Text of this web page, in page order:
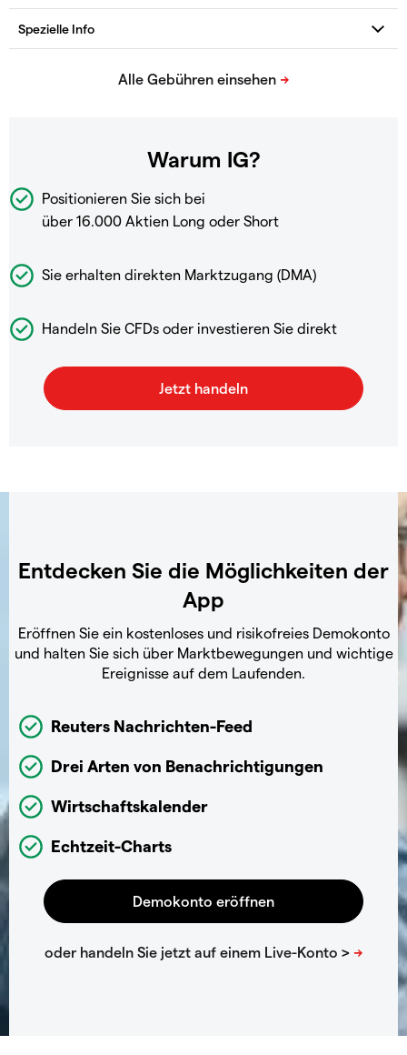
Warum IG?
Positionieren Sie sich bei
über 16.000 Aktien Long oder Short
Sie erhalten direkten Marktzugang (DMA)
Handeln Sie CFDs oder investieren Sie direkt
Entdecken Sie die Möglichkeiten der
App
Eröffnen Sie ein kostenloses und risikofreies Demokonto
und halten Sie sich über Marktbewegungen und wichtige
Ereignisse auf dem Laufenden.
Reuters Nachrichten-Feed
Drei Arten von Benachrichtigungen
Wirtschaftskalender
Echtzeit-Charts